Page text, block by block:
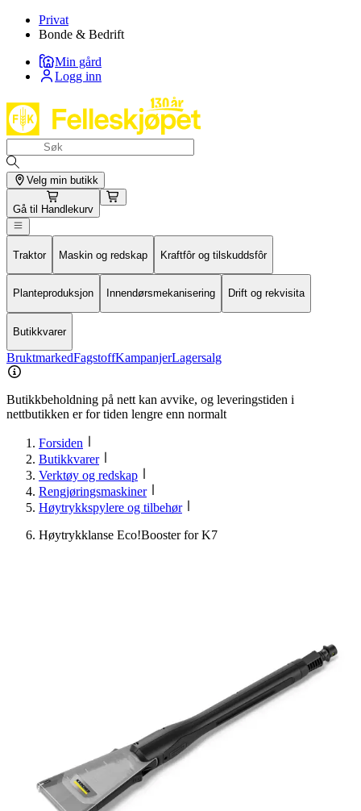
Privat
Bonde & Bedrift
Min gård
Logg inn
Velg min butikk
Gå til Handlekurv
Traktor Maskin og redskap Kraftfôr og tilskuddsfôr
Planteproduksjon Innendørsmekanisering Drift og rekvisita
Butikkvarer
BruktmarkedFagstoffKampanjerLagersalg
Butikkbeholdning på nett kan avvike, og leveringstiden i
nettbutikken er for tiden lengre enn normalt
Forsiden
Butikkvarer
Verktøy og redskap
Rengjøringsmaskiner
Høytrykkspylere og tilbehør
Høytrykklanse Eco!Booster for K7